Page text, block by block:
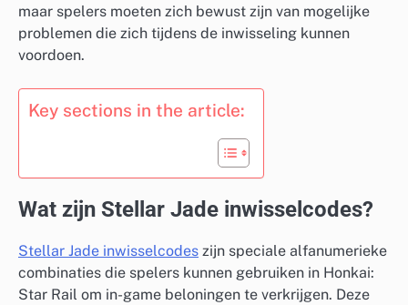
maar spelers moeten zich bewust zijn van mogelijke
problemen die zich tijdens de inwisseling kunnen
voordoen.
Key sections in the article:
Wat zijn Stellar Jade inwisselcodes?
Stellar Jade inwisselcodes zijn speciale alfanumerieke
combinaties die spelers kunnen gebruiken in Honkai:
Star Rail om in-game beloningen te verkrijgen. Deze